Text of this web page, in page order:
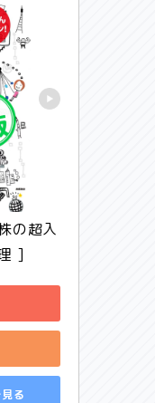
の超入
]
る